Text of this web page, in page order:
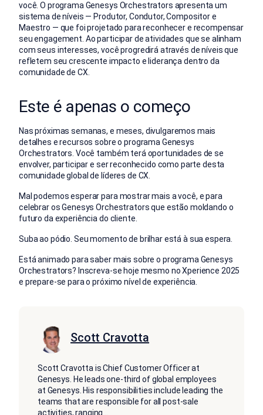
você. O programa Genesys Orchestrators apresenta um
sistema de níveis — Produtor, Condutor, Compositor e
Maestro — que foi projetado para reconhecer e recompensar
seu engagement. Ao participar de atividades que se alinham
com seus interesses, você progredirá através de níveis que
refletem seu crescente impacto e liderança dentro da
comunidade de CX.
Este é apenas o começo
Nas próximas semanas, e meses, divulgaremos mais
detalhes e recursos sobre o programa Genesys
Orchestrators. Você também terá oportunidades de se
envolver, participar e ser reconhecido como parte desta
comunidade global de líderes de CX.
Mal podemos esperar para mostrar mais a você, e para
celebrar os Genesys Orchestrators que estão moldando o
futuro da experiência do cliente.
Suba ao pódio. Seu momento de brilhar está à sua espera.
Está animado para saber mais sobre o programa Genesys
Orchestrators? Inscreva-se hoje mesmo no Xperience 2025
e prepare-se para o próximo nível de experiência.
Scott Cravotta
Scott Cravotta is Chief Customer Officer at
Genesys. He leads one-third of global employees
at Genesys. His responsibilities include leading the
teams that are responsible for all post-sale
activities, ranging